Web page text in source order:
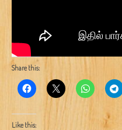
Share this:
Like this: